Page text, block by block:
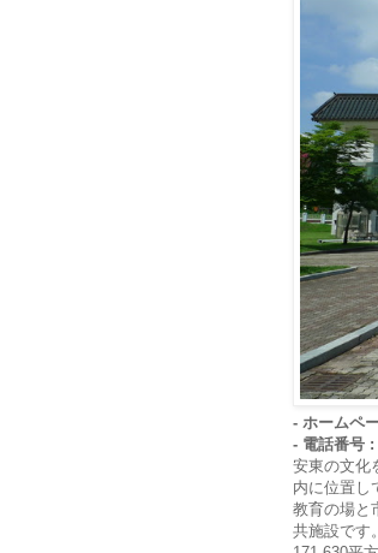
- ホームペ
- 電話番号 :
安東の文化
内に位置し
教育の場と
共施設です。